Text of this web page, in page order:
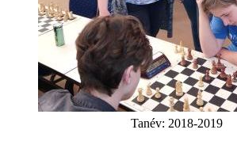
Tanév: 2018-2019